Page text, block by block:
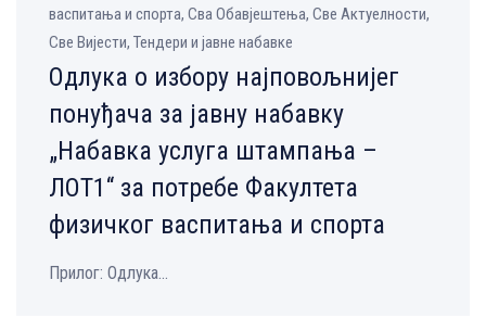
васпитања и спорта, Сва Обавјештења, Све Aктуелности,
Све Вијести, Тендери и јавне набавке
Одлука о избору најповољнијег
понуђача за јавну набавку
„Набавка услуга штампања –
ЛОТ1“ за потребе Факултета
физичког васпитања и спорта
Прилог: Одлука...